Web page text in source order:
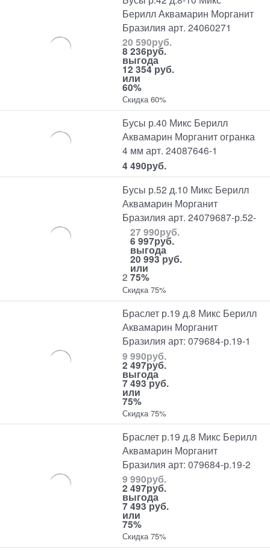
Берилл Аквамарин Морганит
Бразилия арт. 24060271
20 590руб.
8 236руб.
выгода
12 354 руб.
или
60%
Скидка 60%
Бусы р.40 Микс Берилл
Аквамарин Морганит огранка
4 мм арт. 24087646-1
4 490руб.
Бусы р.52 д.10 Микс Берилл
Аквамарин Морганит
Бразилия арт. 24079687-р.52-
2
27 990руб.
6 997руб.
выгода
20 993 руб.
или
75%
Скидка 75%
Браслет р.19 д.8 Микс Берилл
Аквамарин Морганит
Бразилия арт: 079684-р.19-1
9 990руб.
2 497руб.
выгода
7 493 руб.
или
75%
Скидка 75%
Браслет р.19 д.8 Микс Берилл
Аквамарин Морганит
Бразилия арт: 079684-р.19-2
9 990руб.
2 497руб.
выгода
7 493 руб.
или
75%
Скидка 75%